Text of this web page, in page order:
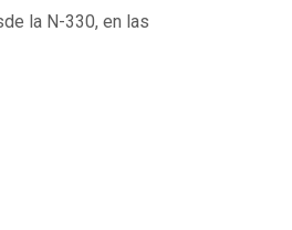
la N-330, en las